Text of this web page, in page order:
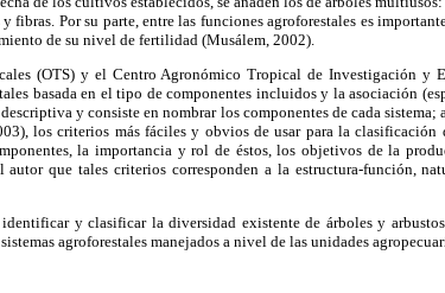
fibras. Por su parte, entre las funciones agroforestales es
de su nivel de fertilidad (Musálem, 2002).
(OTS) y el Centro Agronómico Tropical de Investigación y
basada en el tipo de componentes incluidos y la asociación
y consiste en nombrar los componentes de cada
los criterios más fáciles y obvios de usar para la clasificación
la importancia y rol de éstos, los objetivos de la
autor que tales criterios corresponden a la estructura-función,
y clasificar la diversidad existente de árboles y
agroforestales manejados a nivel de las unidades